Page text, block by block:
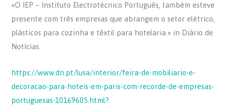
c
e
b
o
k
itt
er
at
s
p
ar
e
«O IEP – Instituto Electrotécnico Português, também esteve
presente com três empresas que abrangem o setor elétrico,
plásticos para cozinha e têxtil para hotelaria.» in Diário de
Notícias.
https://www.dn.pt/lusa/interior/feira-de-mobiliario-e-
decoracao-para-hoteis-em-paris-com-recorde-de-empresas-
portuguesas-10169605.html?